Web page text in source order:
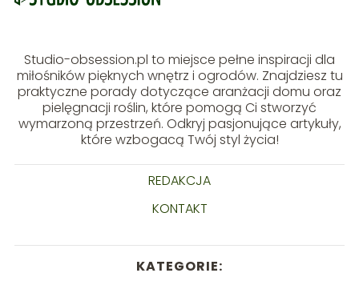
Studio-obsession.pl to miejsce pełne inspiracji dla
miłośników pięknych wnętrz i ogrodów. Znajdziesz tu
praktyczne porady dotyczące aranżacji domu oraz
pielęgnacji roślin, które pomogą Ci stworzyć
wymarzoną przestrzeń. Odkryj pasjonujące artykuły,
które wzbogacą Twój styl życia!
REDAKCJA
KONTAKT
KATEGORIE: